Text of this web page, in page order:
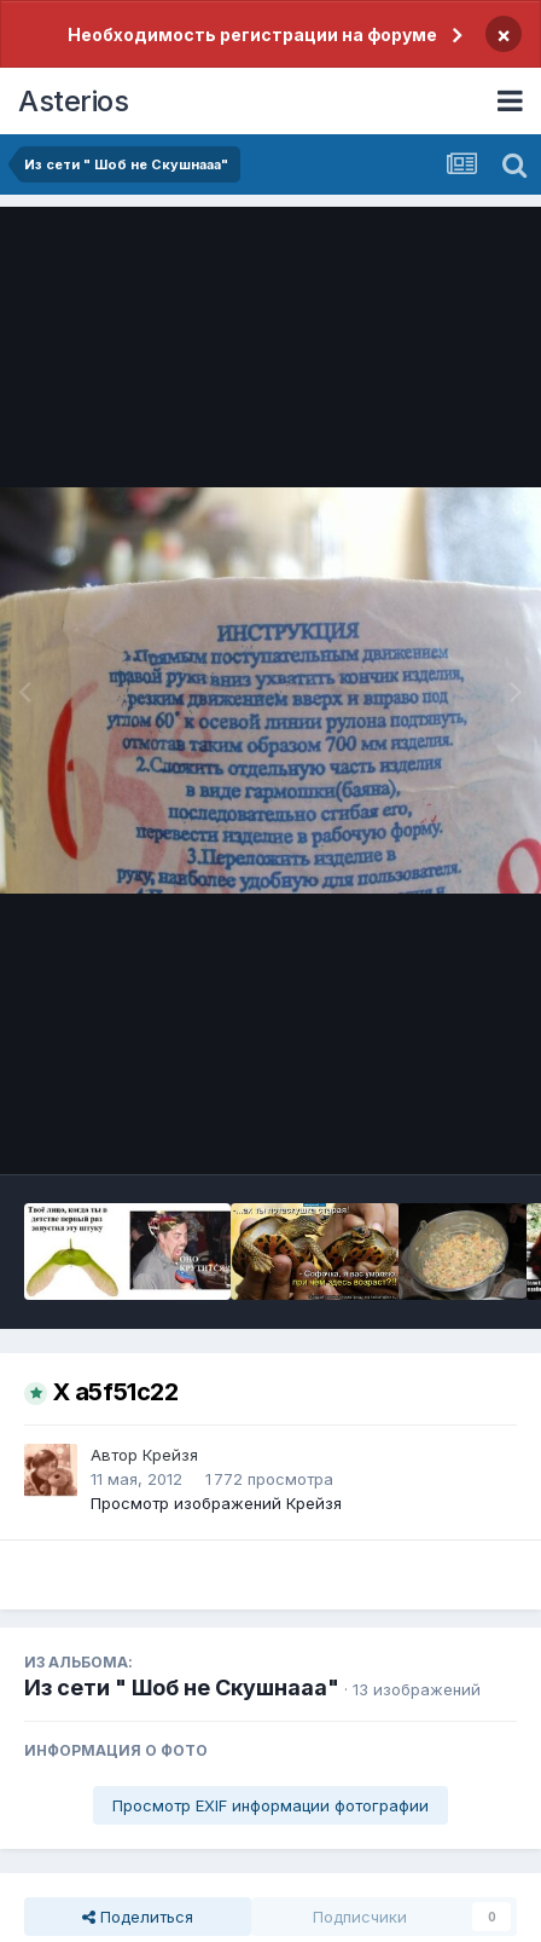
Необходимость регистрации на форуме ×
Asterios
Из сети " Шоб не Скушнааа"
X a5f51c22
Автор Крейзя
11 мая, 2012
1 772 просмотра
Просмотр изображений Крейзя
ИЗ АЛЬБОМА:
Из сети " Шоб не Скушнааа" · 13 изображений
ИНФОРМАЦИЯ О ФОТО
Просмотр EXIF информации фотографии
Поделиться Подписчики 0